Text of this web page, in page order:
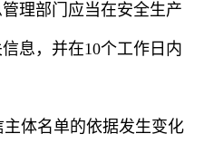
理部门应当在安全生产
息，并在10个工作日内
体名单的依据发生变化